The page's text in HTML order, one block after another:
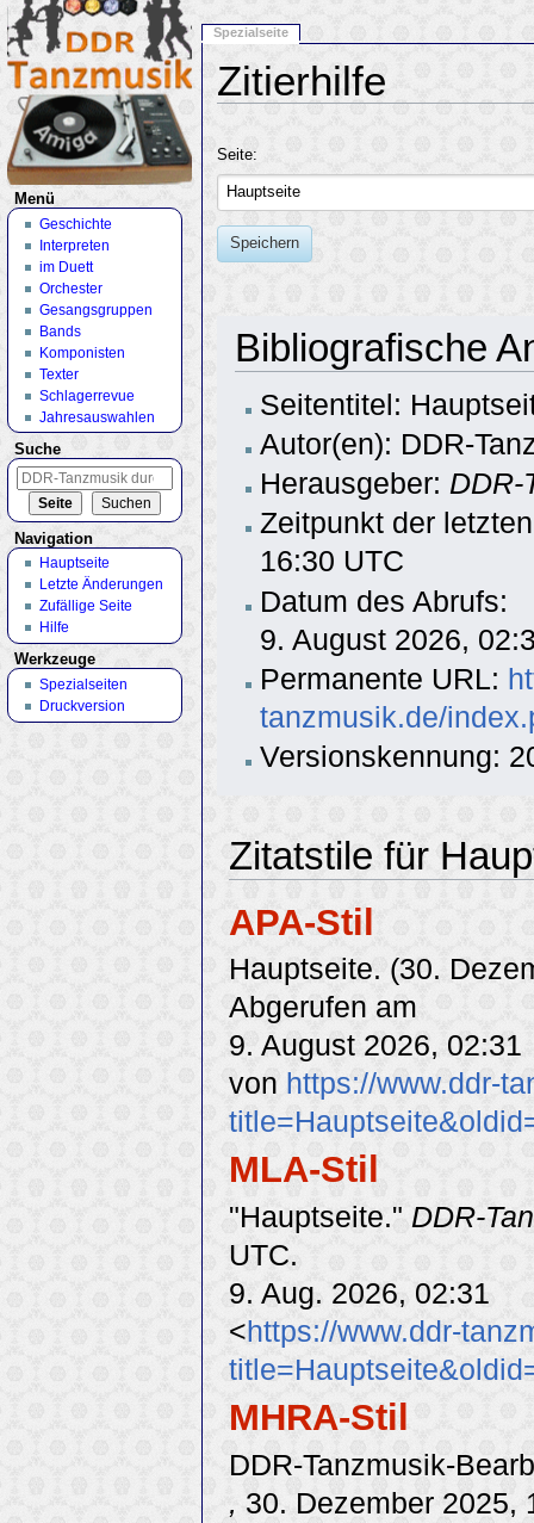
Zitierhilfe
Seite:
Speichern
Bibliografische
Seitentitel:
Autor(en): DDR-
Herausgeber:
Zeitpunkt der
16:30 UTC
Datum des Abrufs:
9. August 2026,
Permanente URL:
tanzmusik.de/
Versionskennung:
Zitatstile für
APA-Stil
Hauptseite. (30.
Abgerufen am
9. August 2026, 02:31
von https://www.ddr-
MLA-Stil
"Hauptseite." DDR-
UTC.
9. Aug. 2026, 02:31
<https://www.ddr-
MHRA-Stil
DDR-Tanzmusik-
, 30. Dezember 2025,
Spezialseite
Menü
Geschichte
Interpreten
im Duett
Orchester
Gesangsgruppen
Bands
Komponisten
Texter
Schlagerrevue
Jahresauswahlen
Suche
Navigation
Hauptseite
Letzte Änderungen
Zufällige Seite
Hilfe
Werkzeuge
Spezialseiten
Druckversion